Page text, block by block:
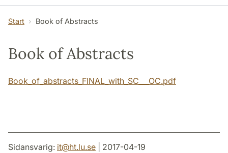
Book of Abstracts
Start Book of Abstracts
Book of Abstracts
Book_of_abstracts_FINAL_with_SC___OC.pdf
Sidansvarig: it@ht.lu.se | 2017-04-19